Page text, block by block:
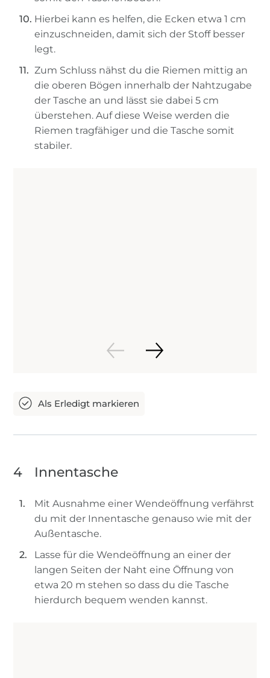
Hierbei kann es helfen, die Ecken etwa 1 cm
einzuschneiden, damit sich der Stoff besser
legt.
Zum Schluss nähst du die Riemen mittig an
die oberen Bögen innerhalb der Nahtzugabe
der Tasche an und lässt sie dabei 5 cm
überstehen. Auf diese Weise werden die
Riemen tragfähiger und die Tasche somit
stabiler.
4 Innentasche
Mit Ausnahme einer Wendeöffnung verfährst
du mit der Innentasche genauso wie mit der
Außentasche.
Lasse für die Wendeöffnung an einer der
langen Seiten der Naht eine Öffnung von
etwa 20 m stehen so dass du die Tasche
hierdurch bequem wenden kannst.